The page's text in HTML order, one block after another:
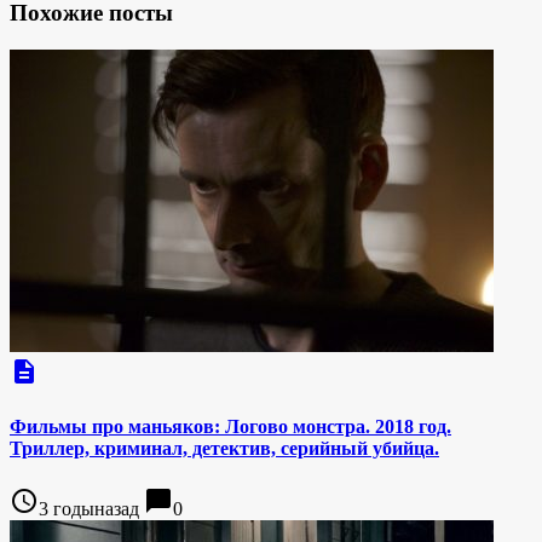
Похожие посты
description
Фильмы про маньяков: Логово монстра. 2018 год.
Триллер, криминал, детектив, серийный убийца.
access_time3 годыназад chat_bubble0